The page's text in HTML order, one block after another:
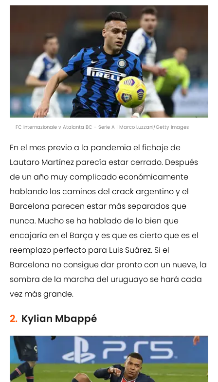
FC Internazionale v Atalanta BC - Serie A | Marco Luzzani/Getty Images
En el mes previo a la pandemia el fichaje de
Lautaro Martínez parecía estar cerrado. Después
de un año muy complicado económicamente
hablando los caminos del crack argentino y el
Barcelona parecen estar más separados que
nunca. Mucho se ha hablado de lo bien que
encajaría en el Barça y es que es cierto que es el
reemplazo perfecto para Luis Suárez. Si el
Barcelona no consigue dar pronto con un nueve, la
sombra de la marcha del uruguayo se hará cada
vez más grande.
2. Kylian Mbappé